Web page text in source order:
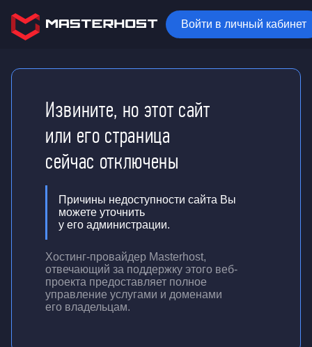
Войти в личный кабинет
Извините, но этот сайт
или его страница
сейчас отключены
Причины недоступности сайта Вы
можете уточнить
у его администрации.
Хостинг-провайдер Masterhost,
отвечающий за поддержку этого веб-
проекта предоставляет полное
управление услугами и доменами
его владельцам.